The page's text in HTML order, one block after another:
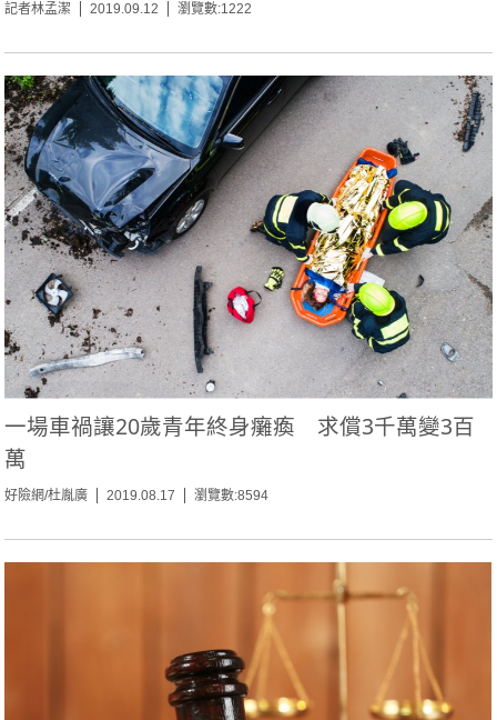
記者林孟潔 2019.09.12 瀏覽數:1222
一場車禍讓20歲青年終身癱瘓 求償3千萬變3百
萬
好險網/杜胤廣 2019.08.17 瀏覽數:8594